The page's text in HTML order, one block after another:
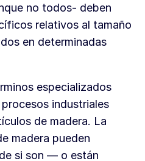
no todos- deben
relativos al tamaño
en determinadas
especializados
industriales
de madera. La
madera pueden
si son — o están